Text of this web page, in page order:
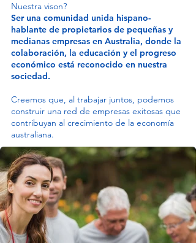
Nuestra vison?
Ser una comunidad unida hispano-
hablante de propietarios de pequeñas y
medianas empresas en Australia, donde la
colaboración, la educación y el progreso
económico está reconocido en nuestra
sociedad.
Creemos que, al trabajar juntos, podemos
construir una red de empresas exitosas que
contribuyan al crecimiento de la economía
australiana.